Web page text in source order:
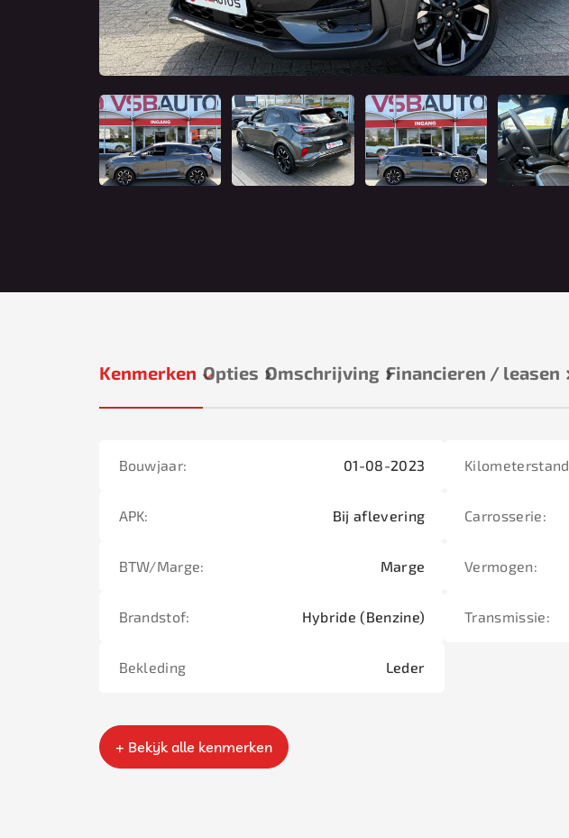
Kenmerken Opties Omschrijving Financieren / leasen
Bouwjaar: 01-08-2023 Kilometerstand
APK: Bij aflevering Carrosserie:
BTW/Marge: Marge Vermogen:
Brandstof: Hybride (Benzine) Transmissie:
Bekleding Leder
+ Bekijk alle kenmerken